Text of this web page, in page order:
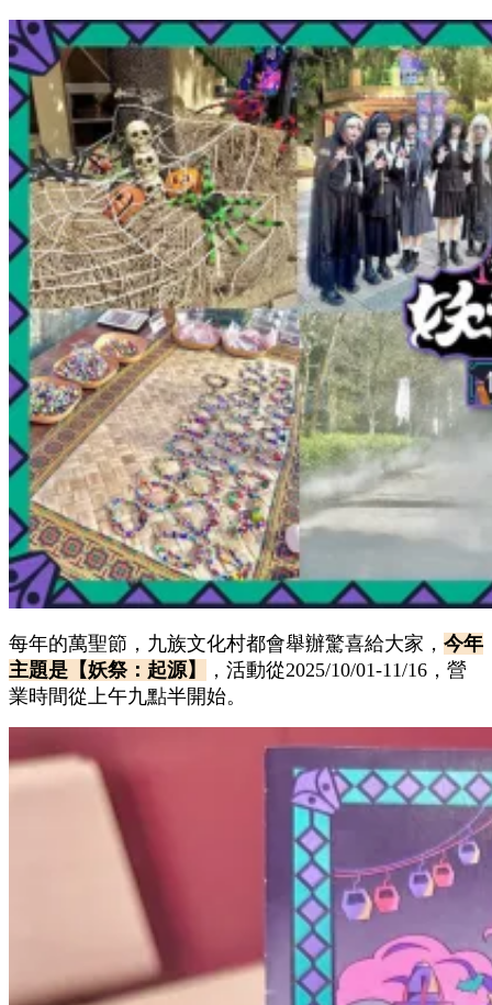
每年的萬聖節，九族文化村都會舉辦驚喜給大家， 今年
主題是【妖祭：起源】
，活動從2025/10/01-11/16，營
業時間從上午九點半開始。